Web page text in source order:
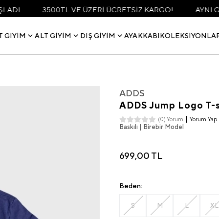
VE ÜZERİ ÜCRETSİZ KARGO! AYNI GÜN KARGO
GIYIM ALT GIYIM DIŞ GIYIM AYAKKABI
ADDS
ADDS Jump Logo
(0) Yorum Yorum Yap
Baskılı | Birebir Model
699,00 TL
Beden:
S M L XL